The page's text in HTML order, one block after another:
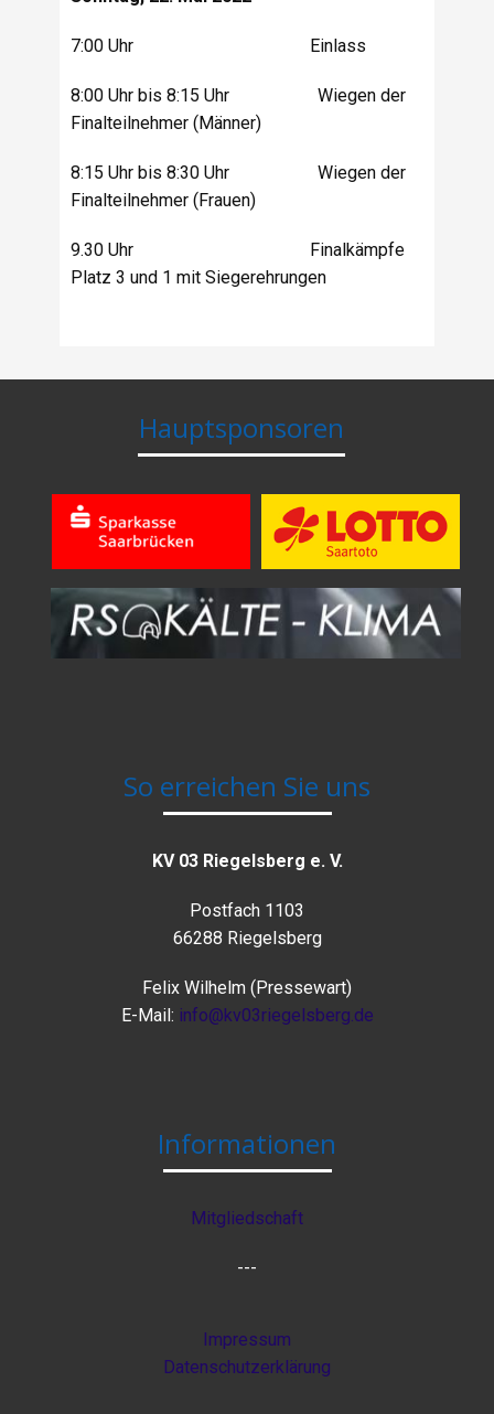
7:00 Uhr Einlass
8:00 Uhr bis 8:15 Uhr Wiegen der
Finalteilnehmer (Männer)
8:15 Uhr bis 8:30 Uhr Wiegen der
Finalteilnehmer (Frauen)
9.30 Uhr Finalkämpfe
Platz 3 und 1 mit Siegerehrungen
Hauptsponsoren
So erreichen Sie uns
KV 03 Riegelsberg e. V.
Postfach 1103
66288 Riegelsberg
Felix Wilhelm (Pressewart)
E-Mail: info@kv03riegelsberg.de
Informationen
Mitgliedschaft
---
Impressum
Datenschutzerklärung